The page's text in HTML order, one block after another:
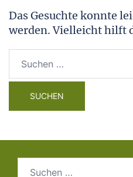
Das Gesuchte konnte
werden. Vielleicht hilft